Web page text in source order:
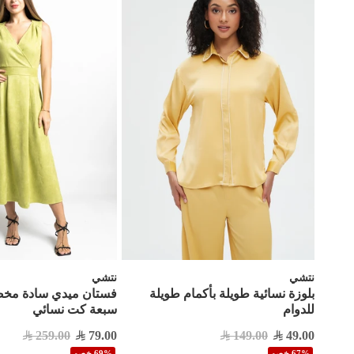
نتشي
بلوزة نسائية طويلة بأكمام طويلة
للدوام
49.00
149.00
نتشي
فستان ميدي سادة
سبعة كت نسائي
79.00
259.00